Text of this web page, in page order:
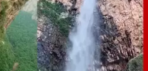
possível reproduzir o vídeo
novamente